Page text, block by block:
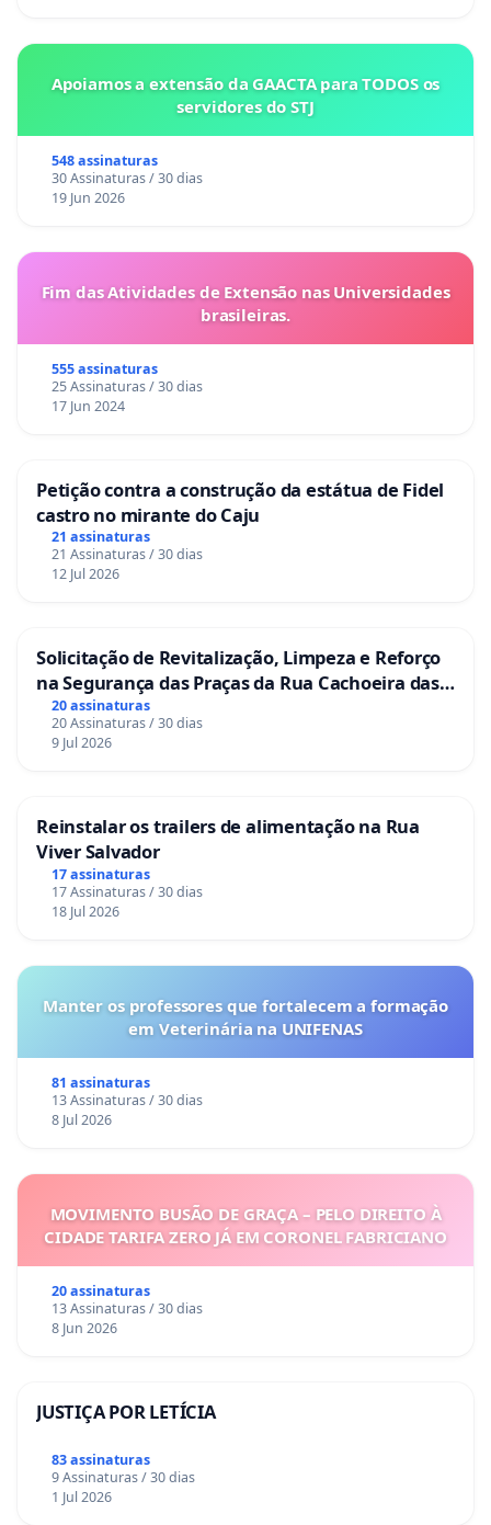
Apoiamos a extensão da GAACTA para TODOS os
servidores do STJ
548 assinaturas
30 Assinaturas / 30 dias
19 Jun 2026
Fim das Atividades de Extensão nas Universidades
brasileiras.
555 assinaturas
25 Assinaturas / 30 dias
17 Jun 2024
Petição contra a construção da estátua de Fidel
castro no mirante do Caju
21 assinaturas
21 Assinaturas / 30 dias
12 Jul 2026
Solicitação de Revitalização, Limpeza e Reforço
na Segurança das Praças da Rua Cachoeira das
Sete Ilhas
20 assinaturas
20 Assinaturas / 30 dias
9 Jul 2026
Reinstalar os trailers de alimentação na Rua
Viver Salvador
17 assinaturas
17 Assinaturas / 30 dias
18 Jul 2026
Manter os professores que fortalecem a formação
em Veterinária na UNIFENAS
81 assinaturas
13 Assinaturas / 30 dias
8 Jul 2026
MOVIMENTO BUSÃO DE GRAÇA – PELO DIREITO À
CIDADE TARIFA ZERO JÁ EM CORONEL FABRICIANO
20 assinaturas
13 Assinaturas / 30 dias
8 Jun 2026
JUSTIÇA POR LETÍCIA
83 assinaturas
9 Assinaturas / 30 dias
1 Jul 2026